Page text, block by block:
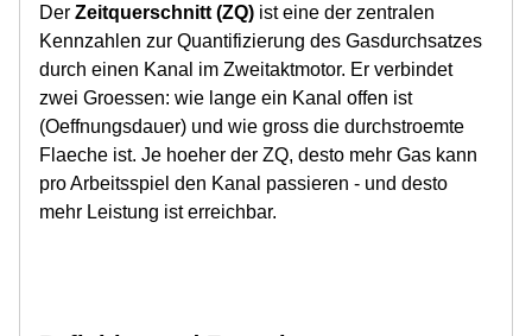
Der Zeitquerschnitt (ZQ) ist eine der zentralen
Kennzahlen zur Quantifizierung des Gasdurchsatzes
durch einen Kanal im Zweitaktmotor. Er verbindet
zwei Groessen: wie lange ein Kanal offen ist
(Oeffnungsdauer) und wie gross die durchstroemte
Flaeche ist. Je hoeher der ZQ, desto mehr Gas kann
pro Arbeitsspiel den Kanal passieren - und desto
mehr Leistung ist erreichbar.